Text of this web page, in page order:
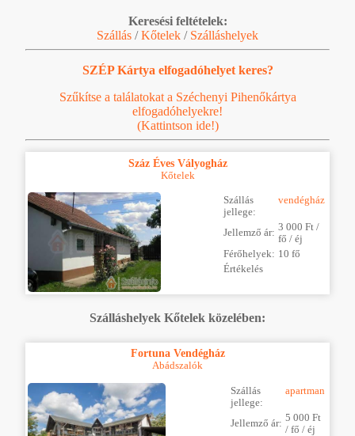
Keresési feltételek:
Szállás /Kőtelek / Szálláshelyek
SZÉP Kártya elfogadóhelyet keres?
Szűkítse a találatokat a Széchenyi Pihenőkártya
elfogadóhelyekre!
(Kattintson ide!)
Száz Éves Vályogház
Kőtelek
Szállás
jellege:
vendégház
Jellemző ár: 3 000 Ft /
fő / éj
Férőhelyek: 10 fő
Értékelés
Szálláshelyek Kőtelek közelében:
Fortuna Vendégház
Abádszalók
Szállás
jellege:
apartman
Jellemző ár: 5 000 Ft
/ fő / éj